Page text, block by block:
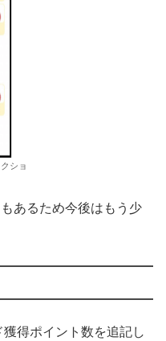
ショ
あるため今後はもう少
得ポイント数を追記し